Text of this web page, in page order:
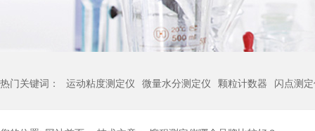
热门关键词： 运动粘度测定仪 微量水分测定仪 颗粒计数器 闪点测